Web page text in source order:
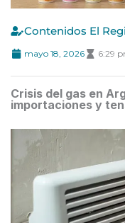
Contenidos El
mayo 18, 2026 6:29
Crisis del gas en
importaciones y